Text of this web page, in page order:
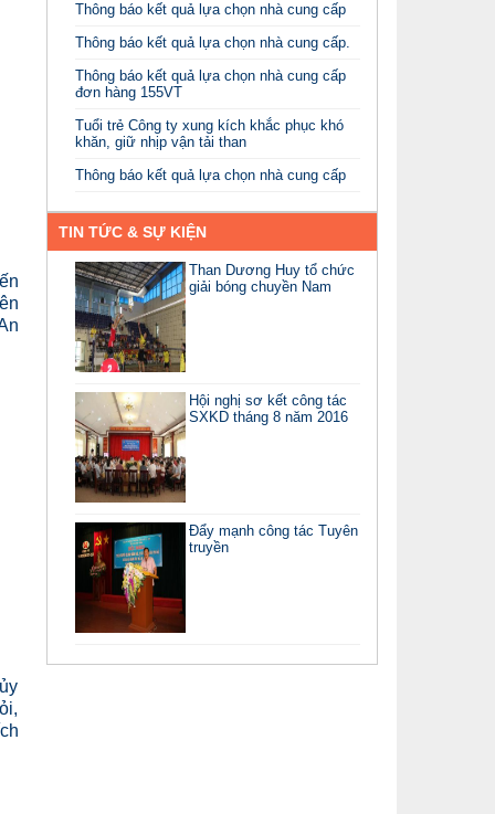
Thông báo kết quả lựa chọn nhà cung cấp
Thông báo kết quả lựa chọn nhà cung cấp.
Thông báo kết quả lựa chọn nhà cung cấp
đơn hàng 155VT
Tuổi trẻ Công ty xung kích khắc phục khó
khăn, giữ nhịp vận tải than
Thông báo kết quả lựa chọn nhà cung cấp
TIN TỨC & SỰ KIỆN
Than Dương Huy tổ chức
giải bóng chuyền Nam
Hội nghị sơ kết công tác
SXKD tháng 8 năm 2016
Đẩy mạnh công tác Tuyên
truyền